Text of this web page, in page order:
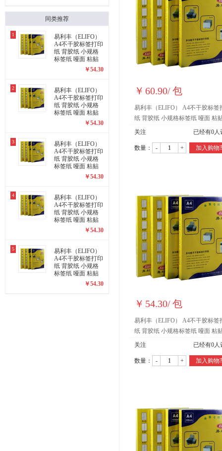
同类推荐
1
易利丰（ELIFO）
A4不干胶标签打印
纸 背胶纸 小规格
标签纸 哑面 粘贴
纸 黏贴纸(2418)
￥54.30
2
易利丰（ELIFO）
A4不干胶标签打印
纸 背胶纸 小规格
标签纸 哑面 粘贴
纸 黏贴纸(2417)
￥54.30
3
易利丰（ELIFO）
A4不干胶标签打印
纸 背胶纸 小规格
标签纸 哑面 粘贴
纸 黏贴纸(2416)
￥54.30
4
易利丰（ELIFO）
A4不干胶标签打印
纸 背胶纸 小规格
标签纸 哑面 粘贴
纸 黏贴纸(2415)
￥54.30
5
易利丰（ELIFO）
A4不干胶标签打印
纸 背胶纸 小规格
标签纸 哑面 粘贴
纸 黏贴纸(2414)
￥54.30
￥ 60.90/包
易利丰（ELIFO） A4不干胶标签
纸 背胶纸 小规格标签纸 哑面 粘
黏贴纸(2419)
关注 已经有0人
数量： - + 加入购物
￥ 54.30/包
易利丰（ELIFO） A4不干胶标签
纸 背胶纸 小规格标签纸 哑面 粘
黏贴纸(2415)
关注 已经有0人
数量： - + 加入购物